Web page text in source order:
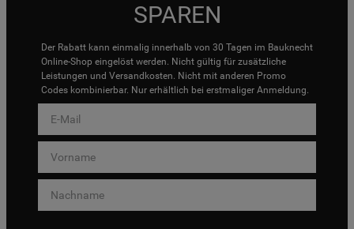
SPAREN
Der Rabatt kann einmalig innerhalb von 30 Tagen im Bauknecht
Online-Shop eingelöst werden. Nicht gültig für zusätzliche
Leistungen und Versandkosten. Nicht mit anderen Promo
Codes kombinierbar. Nur erhältlich bei erstmaliger Anmeldung.